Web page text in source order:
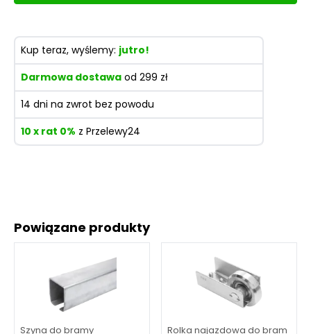
Powiązane produkty
Szyna do bramy
Rolka najazdowa do bram
Kup teraz, wyślemy: jutro!
Darmowa dostawa od 299 zł
14 dni na zwrot bez powodu
10 x rat 0% z Przelewy24